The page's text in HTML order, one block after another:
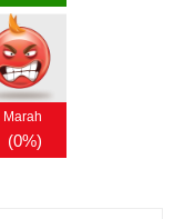
Marah
(0%)